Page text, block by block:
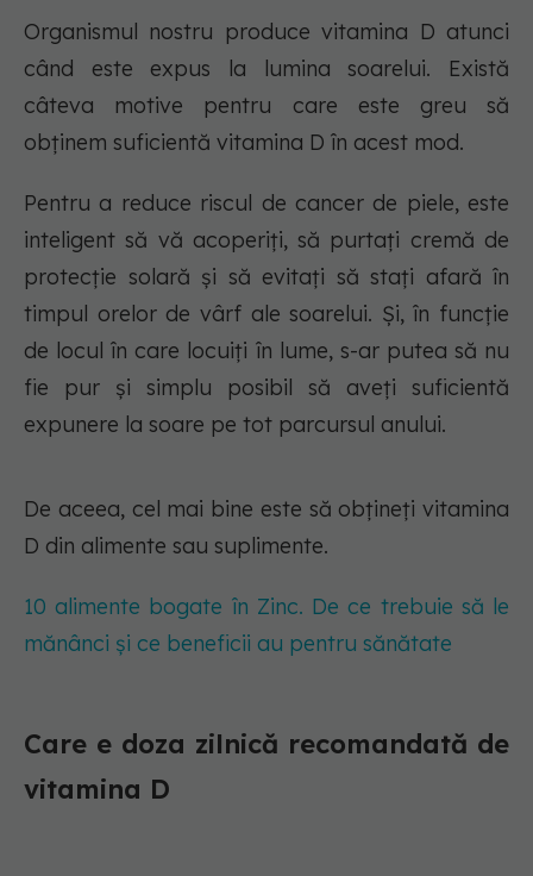
Organismul nostru produce vitamina D atunci
când este expus la lumina soarelui. Există
câteva motive pentru care este greu să
obținem suficientă vitamina D în acest mod.
Pentru a reduce riscul de cancer de piele, este
inteligent să vă acoperiți, să purtați cremă de
protecție solară și să evitați să stați afară în
timpul orelor de vârf ale soarelui. Și, în funcție
de locul în care locuiți în lume, s-ar putea să nu
fie pur și simplu posibil să aveți suficientă
expunere la soare pe tot parcursul anului.
De aceea, cel mai bine este să obțineți vitamina
D din alimente sau suplimente.
10 alimente bogate în Zinc. De ce trebuie să le
mănânci și ce beneficii au pentru sănătate
Care e doza zilnică recomandată de
vitamina D